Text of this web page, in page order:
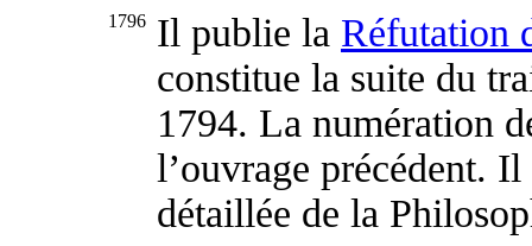
1796 Il publie la Réfutation
constitue la suite du
1794. La numération
l’ouvrage précédent.
détaillée de la